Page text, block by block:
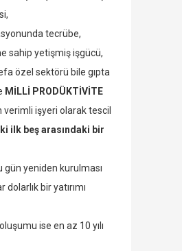
tecrübe,
sahip yetişmiş işgücü,
özel sektörü bile gıpta
MİLLİ PRODÜKTİVİTE
verimli işyeri olarak tescil
ilk beş arasındaki bir
gün yeniden kurulması
bir yatırımı
ise en az 10 yılı